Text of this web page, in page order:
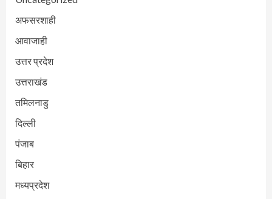
अफसरशाही
आवाजाही
उत्तर प्रदेश
उत्तराखंड
तमिलनाडु
दिल्ली
पंजाब
बिहार
मध्यप्रदेश